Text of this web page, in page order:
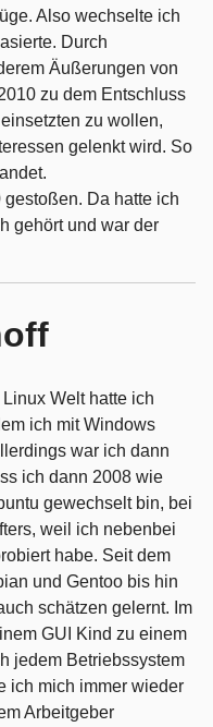
Also wechselte ich
Durch
Äußerungen von
zu dem Entschluss
zu wollen,
gelenkt wird. So
Da hatte ich
gehört und war der
Welt hatte ich
ich mit Windows
war ich dann
ich dann 2008 wie
gewechselt bin, bei
weil ich nebenbei
habe. Seit dem
und Gentoo bis hin
schätzen gelernt. Im
GUI Kind zu einem
jedem Betriebssystem
ich mich immer wieder
Arbeitgeber